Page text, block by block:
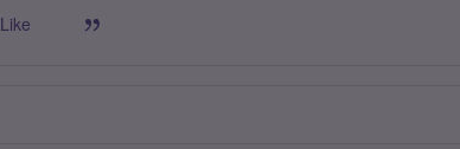
Like